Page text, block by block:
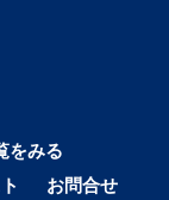
をみる
お問合せ